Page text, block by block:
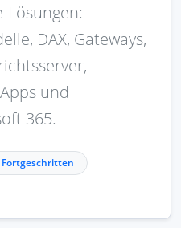
Lösungen:
DAX, Gateways,
und
365.
Fortgeschritten